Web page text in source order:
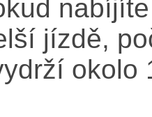
jízdě,
okolo